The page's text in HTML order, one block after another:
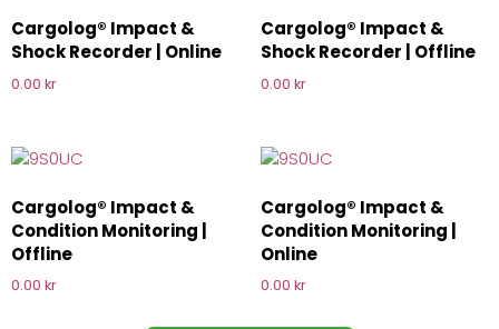
Cargolog® Impact &
Shock Recorder | Online
0.00 kr
Cargolog® Impact &
Shock Recorder | Offline
0.00 kr
Cargolog® Impact &
Condition Monitoring |
Offline
0.00 kr
Cargolog® Impact &
Condition Monitoring |
Online
0.00 kr